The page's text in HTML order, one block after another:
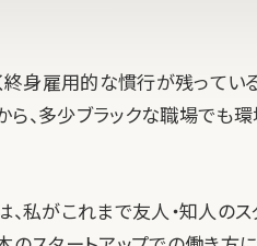
終身雇用的な慣行が残ってい
ら、多少ブラックな職場でも
、私がこれまで友人・知人の